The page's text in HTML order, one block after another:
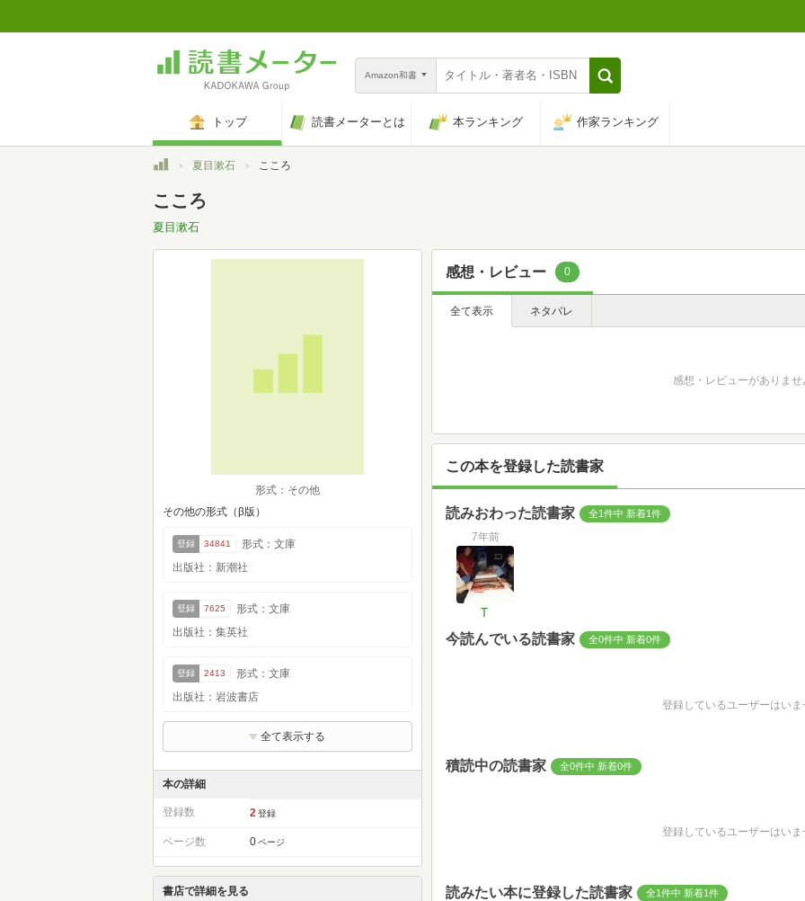
Amazon和書
トップ 読書メーターとは 本ランキング 作家ランキング
トップ夏目漱石 こころ
こころ
夏目漱石
形式：その他
その他の形式（β版）
登録 34841
形式：文庫
出版社：新潮社
登録 7625
形式：文庫
出版社：集英社
登録 2413
形式：文庫
出版社：岩波書店
全て表示する
本の詳細
登録数 2 登録
ページ数 0 ページ
書店で詳細を見る
感想・レビュー 0
全て表示 ネタバレ
感想・レビューがありませ
この本を登録した読書家
読みおわった読書家 全1件中 新着1件
7年前
T
今読んでいる読書家 全0件中 新着0件
登録しているユーザーはいま
積読中の読書家 全0件中 新着0件
登録しているユーザーはいま
読みたい本に登録した読書家 全1件中 新着1件